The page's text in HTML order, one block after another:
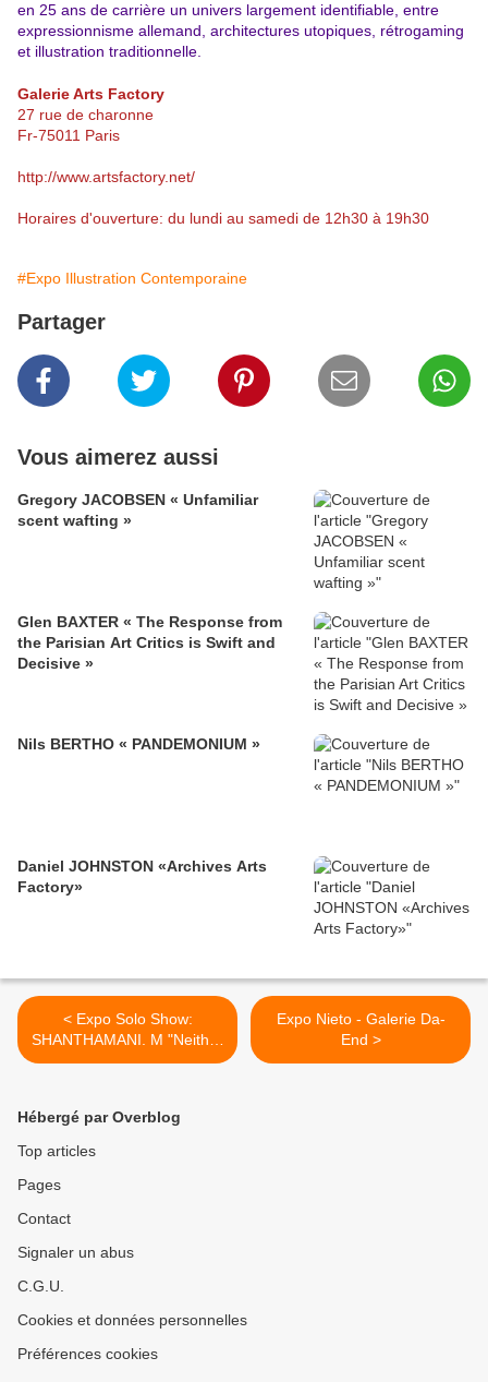
en 25 ans de carrière un univers largement identifiable, entre
expressionnisme allemand, architectures utopiques, rétrogaming
et illustration traditionnelle.
Galerie Arts Factory
27 rue de charonne
Fr-75011 Paris
http://www.artsfactory.net/
Horaires d'ouverture: du lundi au samedi de 12h30 à 19h30
#Expo Illustration Contemporaine
Partager
Vous aimerez aussi
Gregory JACOBSEN « Unfamiliar
scent wafting »
Glen BAXTER « The Response from
the Parisian Art Critics is Swift and
Decisive »
Nils BERTHO « PANDEMONIUM »
Daniel JOHNSTON «Archives Arts
Factory»
< Expo Solo Show:
SHANTHAMANI. M "Neither
Tree nor Ashes"
Expo Nieto - Galerie Da-
End >
Hébergé par Overblog
Top articles
Pages
Contact
Signaler un abus
C.G.U.
Cookies et données personnelles
Préférences cookies